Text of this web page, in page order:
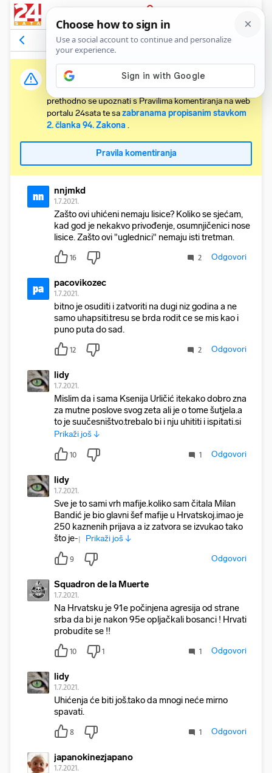
PRIJAVA
Komentari68 Relevantni
Važna obavijest:
Svaki korisnik koji želi komentirati članke obvezan je
prethodno se upoznati s Pravilima komentiranja na web
portalu 24sata te sazabranama propisanim stavkom
2. članka 94. Zakona .
Pravila komentiranja
nn nnjmkd
1.7.2021.
Zašto ovi uhićeni nemaju lisice? Koliko se sjećam,
kad god je nekakvo privođenje, osumnjičenici nose
lisice. Zašto ovi "uglednici" nemaju isti tretman.
16 2 Odgovori
pa pacovikozec
1.7.2021.
bitno je osuditi i zatvoriti na dugi niz godina a ne
samo uhapsiti.tresu se brda rodit ce se mis kao i
puno puta do sad.
12 2 Odgovori
lidy
1.7.2021.
Mislim da i sama Ksenija Urličić itekako dobro zna
za mutne poslove svog zeta ali je o tome šutjela.a
to je suučesništvo.trebalo bi i nju uhititi i ispitati.sig
Prikaži još ↓
10 1 Odgovori
lidy
1.7.2021.
Sve je to sami vrh mafije.koliko sam čitala Milan
Bandić je bio glavni šef mafije u Hrvatskoj.imao je
250 kaznenih prijava a iz zatvora se izvukao tako
što je-p Prikaži još ↓
9 Odgovori
Squadron de la Muerte
1.7.2021.
Na Hrvatsku je 91e počinjena agresija od strane
srba da bi je nakon 95e opljačkali bosanci ! Hrvati
probudite se !!
10 1 1 Odgovori
lidy
1.7.2021.
Uhićenja će biti još.tako da mnogi neće mirno
spavati.
8 1 Odgovori
japanokinezjapano
1.7.2021.